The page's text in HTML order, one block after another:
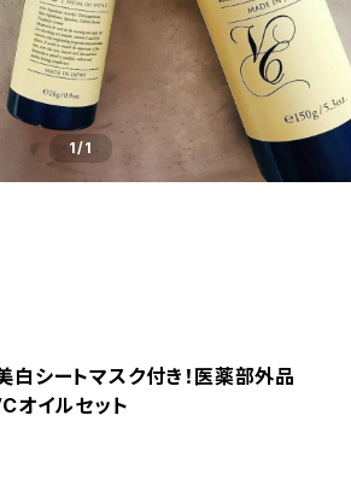
1/1
シートマスク付き！医薬部外品
オイルセット